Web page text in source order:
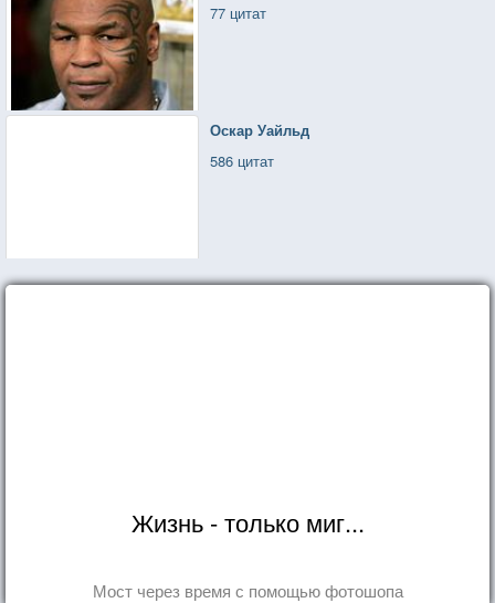
77 цитат
Оскар Уайльд
586 цитат
Жизнь - только миг...
Мост через время с помощью фотошопа